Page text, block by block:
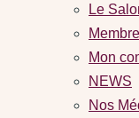
Le
Mon
NEWS
Nos